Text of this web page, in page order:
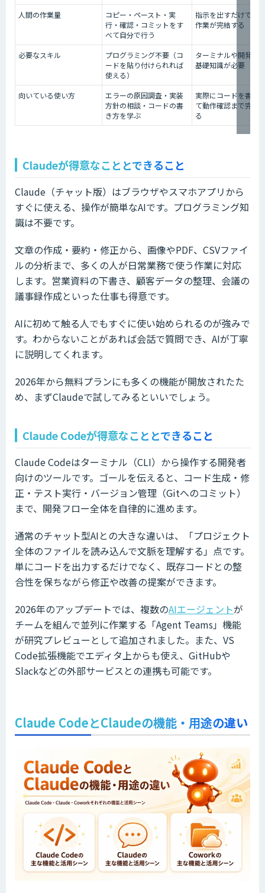
人間の作業量
コピー・ペースト・実
行・確認・コミットをす
べて自分で行う
指示を出すだけで一
作業が完結する
必要なスキル
プログラミング不要（コ
ードを貼り付けられれば
使える）
ターミナルや開発環
基礎知識が必要
向いている使い方
エラーの原因調査・実装
方針の相談・コードの書
き方を学ぶ
実際にコードを書き
て動作確認まで完結
る
Claudeが得意なこととできること
Claude（チャット版）はブラウザやスマホアプリから
すぐに使える、操作が簡単なAIです。プログラミング知
識は不要です。
文章の作成・要約・修正から、画像やPDF、CSVファイ
ルの分析まで、多くの人が日常業務で使う作業に対応
します。営業資料の下書き、顧客データの整理、会議の
議事録作成といった仕事も得意です。
AIに初めて触る人でもすぐに使い始められるのが強みで
す。わからないことがあれば会話で質問でき、AIが丁寧
に説明してくれます。
2026年から無料プランにも多くの機能が開放されたた
め、まずClaudeで試してみるといいでしょう。
Claude Codeが得意なこととできること
Claude Codeはターミナル（CLI）から操作する開発者
向けのツールです。ゴールを伝えると、コード生成・修
正・テスト実行・バージョン管理（Gitへのコミット）
まで、開発フロー全体を自律的に進めます。
通常のチャット型AIとの大きな違いは、「プロジェクト
全体のファイルを読み込んで文脈を理解する」点です。
単にコードを出力するだけでなく、既存コードとの整
合性を保ちながら修正や改善の提案ができます。
2026年のアップデートでは、複数のAIエージェントが
チームを組んで並列に作業する「Agent Teams」機能
が研究プレビューとして追加されました。また、VS
Code拡張機能でエディタ上からも使え、GitHubや
Slackなどの外部サービスとの連携も可能です。
Claude CodeとClaudeの機能・用途の違い